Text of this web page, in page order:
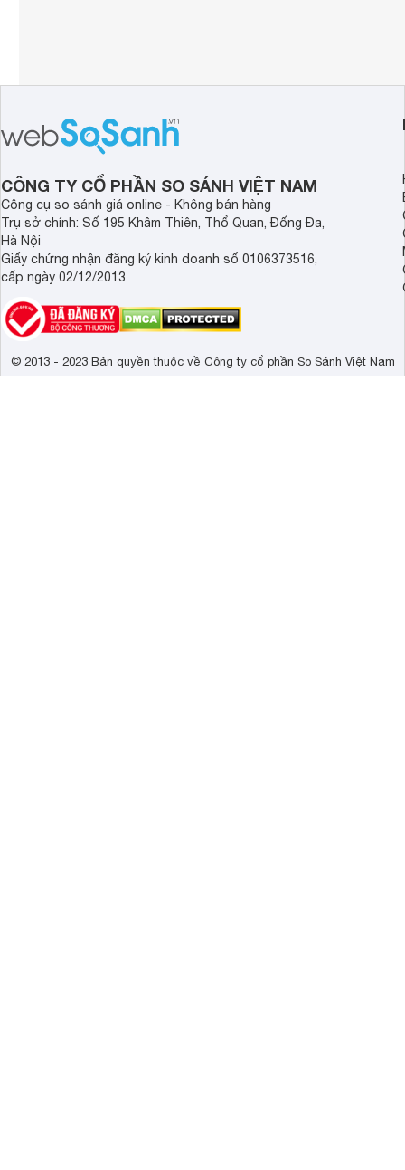
CÔNG TY CỔ PHẦN SO SÁNH VIỆT NAM
Công cụ so sánh giá online - Không bán hàng
Trụ sở chính: Số 195 Khâm Thiên, Thổ Quan, Đống Đa,
Hà Nội
Giấy chứng nhận đăng ký kinh doanh số 0106373516,
cấp ngày 02/12/2013
© 2013 - 2023 Bản quyền thuộc về Công ty cổ phần So Sánh Việt Nam